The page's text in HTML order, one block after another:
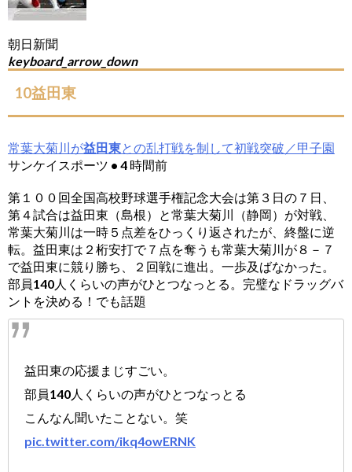
朝日新聞
keyboard_arrow_down
10益田東
常葉大菊川が益田東との乱打戦を制して初戦突破／甲子園
サンケイスポーツ • 4 時間前
第１００回全国高校野球選手権記念大会は第３日の７日、
第４試合は益田東（島根）と常葉大菊川（静岡）が対戦、
常葉大菊川は一時５点差をひっくり返されたが、終盤に逆
転。益田東は２桁安打で７点を奪うも常葉大菊川が８－７
で益田東に競り勝ち、２回戦に進出。一歩及ばなかった。
部員140人くらいの声がひとつなっとる。完璧なドラッグバ
ントを決める！でも話題
益田東の応援まじすごい。
部員140人くらいの声がひとつなっとる
こんなん聞いたことない。笑
pic.twitter.com/ikq4owERNK